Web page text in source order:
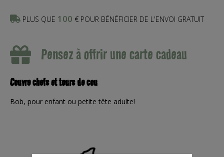
PLUS QUE 100 € POUR BÉNÉFICIER DE L'ENVOI GRATUIT
Pensez à offrir une carte cadeau
Couvre chefs et tours de cou
Bob, pour enfant ou petite tête adulte!